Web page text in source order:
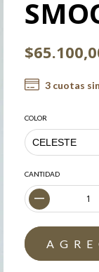
3 cuotas
COLOR
CANTIDAD